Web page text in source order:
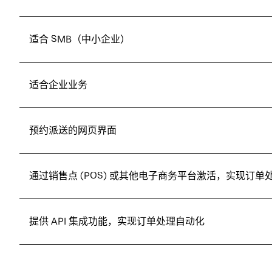
适合 SMB（中小企业）
适合企业业务
预约派送的网页界面
通过销售点 (POS) 或其他电子商务平台激活，实现订单
提供 API 集成功能，实现订单处理自动化